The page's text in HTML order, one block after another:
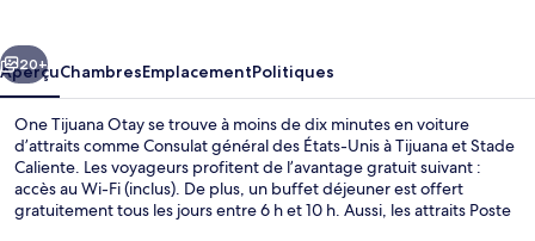
Suivant
20+
AperçuChambresEmplacementPolitiques
One Tijuana Otay se trouve à moins de dix minutes en voiture
d’attraits comme Consulat général des États-Unis à Tijuana et Stade
Caliente. Les voyageurs profitent de l’avantage gratuit suivant :
accès au Wi-Fi (inclus). De plus, un buffet déjeuner est offert
gratuitement tous les jours entre 6 h et 10 h. Aussi, les attraits Poste